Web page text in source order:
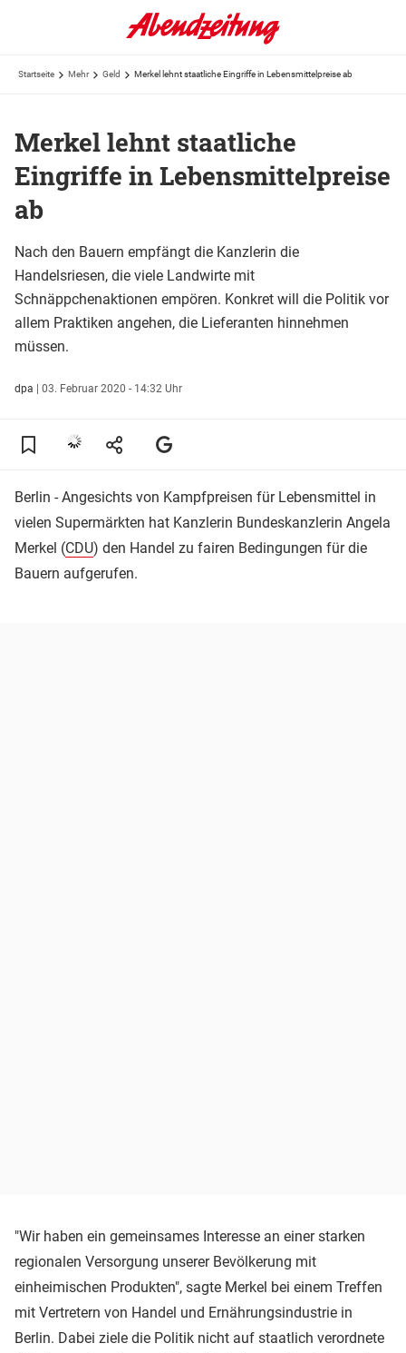
Startseite Mehr Geld Merkel lehnt staatliche Eingriffe in Lebensmittelpreise ab
Merkel lehnt staatliche
Eingriffe in Lebensmittelpreise
ab
Nach den Bauern empfängt die Kanzlerin die
Handelsriesen, die viele Landwirte mit
Schnäppchenaktionen empören. Konkret will die Politik vor
allem Praktiken angehen, die Lieferanten hinnehmen
müssen.
dpa | 03. Februar 2020 - 14:32 Uhr
Berlin - Angesichts von Kampfpreisen für Lebensmittel in
vielen Supermärkten hat Kanzlerin Bundeskanzlerin Angela
Merkel (CDU) den Handel zu fairen Bedingungen für die
Bauern aufgerufen.
"Wir haben ein gemeinsames Interesse an einer starken
regionalen Versorgung unserer Bevölkerung mit
einheimischen Produkten", sagte Merkel bei einem Treffen
mit Vertretern von Handel und Ernährungsindustrie in
Berlin. Dabei ziele die Politik nicht auf staatlich verordnete